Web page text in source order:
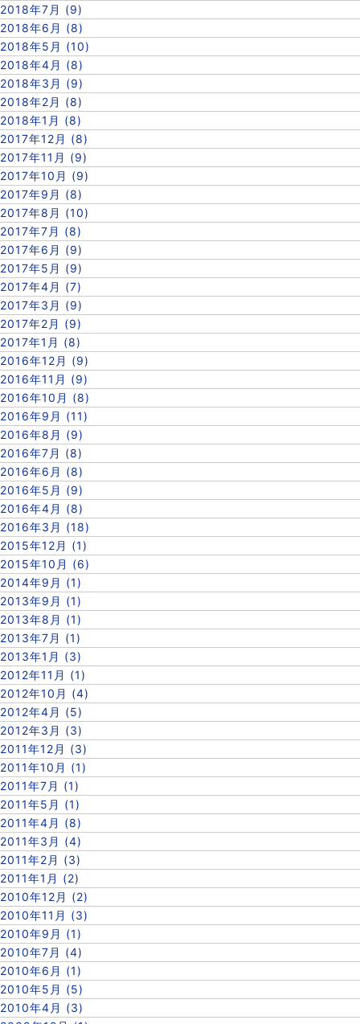
2018年7月 (9)
2018年6月 (8)
2018年5月 (10)
2018年4月 (8)
2018年3月 (9)
2018年2月 (8)
2018年1月 (8)
2017年12月 (8)
2017年11月 (9)
2017年10月 (9)
2017年9月 (8)
2017年8月 (10)
2017年7月 (8)
2017年6月 (9)
2017年5月 (9)
2017年4月 (7)
2017年3月 (9)
2017年2月 (9)
2017年1月 (8)
2016年12月 (9)
2016年11月 (9)
2016年10月 (8)
2016年9月 (11)
2016年8月 (9)
2016年7月 (8)
2016年6月 (8)
2016年5月 (9)
2016年4月 (8)
2016年3月 (18)
2015年12月 (1)
2015年10月 (6)
2014年9月 (1)
2013年9月 (1)
2013年8月 (1)
2013年7月 (1)
2013年1月 (3)
2012年11月 (1)
2012年10月 (4)
2012年4月 (5)
2012年3月 (3)
2011年12月 (3)
2011年10月 (1)
2011年7月 (1)
2011年5月 (1)
2011年4月 (8)
2011年3月 (4)
2011年2月 (3)
2011年1月 (2)
2010年12月 (2)
2010年11月 (3)
2010年9月 (1)
2010年7月 (4)
2010年6月 (1)
2010年5月 (5)
2010年4月 (3)